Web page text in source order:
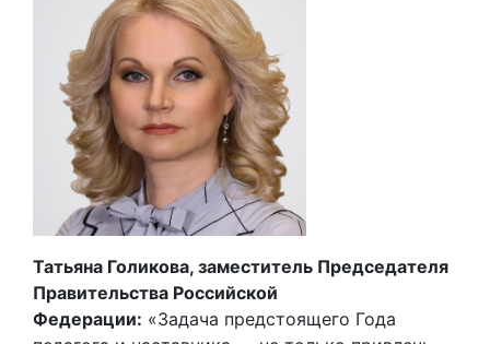
Татьяна Голикова, заместитель Председателя
Правительства Российской
Федерации: «Задача предстоящего Года